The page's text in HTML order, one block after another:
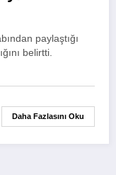
paylaştığı
belirtti.
Daha Fazlasını Oku